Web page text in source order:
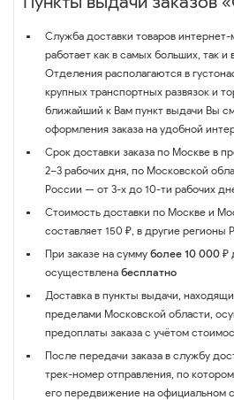
Служба доставки товаров
работает как в самых больших, так
Отделения располагаются в
крупных транспортных развязок и
ближайший к Вам пункт выдачи Вы
оформления заказа на удобной
Срок доставки заказа по Москве в
2–3 рабочих дня, по Московской
России — от 3-х до 10-ти рабочих
Стоимость доставки по Москве и
составляет 150 ₽, в другие регионы
При заказе на сумму более 10 000 ₽
осуществлена бесплатно
Доставка в пункты выдачи,
пределами Московской области,
предоплаты заказа с учётом
После передачи заказа в службу
трек-номер отправления, по
его передвижение на официальном